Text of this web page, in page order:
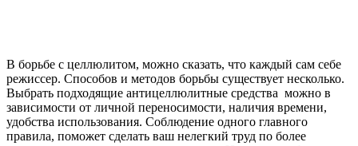
В борьбе с целлюлитом, можно сказать, что каждый сам себе
режиссер. Способов и методов борьбы существует несколько.
Выбрать подходящие антицеллюлитные средства можно в
зависимости от личной переносимости, наличия времени,
удобства использования. Соблюдение одного главного
правила, поможет сделать ваш нелегкий труд по более